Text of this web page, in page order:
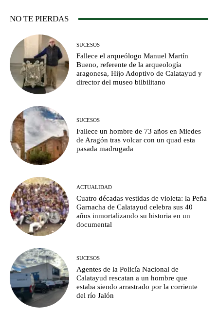
NO TE PIERDAS
SUCESOS
Fallece el arqueólogo Manuel Martín
Bueno, referente de la arqueología
aragonesa, Hijo Adoptivo de Calatayud y
director del museo bilbilitano
SUCESOS
Fallece un hombre de 73 años en Miedes
de Aragón tras volcar con un quad esta
pasada madrugada
ACTUALIDAD
Cuatro décadas vestidas de violeta: la Peña
Garnacha de Calatayud celebra sus 40
años inmortalizando su historia en un
documental
SUCESOS
Agentes de la Policía Nacional de
Calatayud rescatan a un hombre que
estaba siendo arrastrado por la corriente
del río Jalón